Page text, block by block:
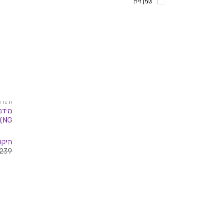
NG) | היברידי T10/C10